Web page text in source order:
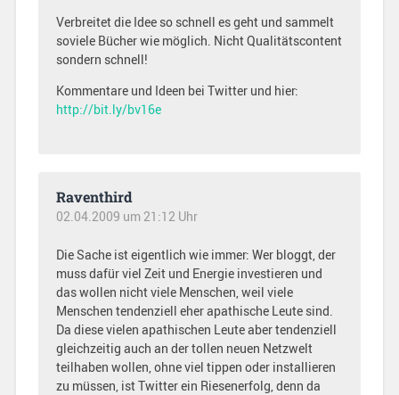
Verbreitet die Idee so schnell es geht und sammelt
soviele Bücher wie möglich. Nicht Qualitätscontent
sondern schnell!
Kommentare und Ideen bei Twitter und hier:
http://bit.ly/bv16e
Raventhird
02.04.2009 um 21:12 Uhr
Die Sache ist eigentlich wie immer: Wer bloggt, der
muss dafür viel Zeit und Energie investieren und
das wollen nicht viele Menschen, weil viele
Menschen tendenziell eher apathische Leute sind.
Da diese vielen apathischen Leute aber tendenziell
gleichzeitig auch an der tollen neuen Netzwelt
teilhaben wollen, ohne viel tippen oder installieren
zu müssen, ist Twitter ein Riesenerfolg, denn da